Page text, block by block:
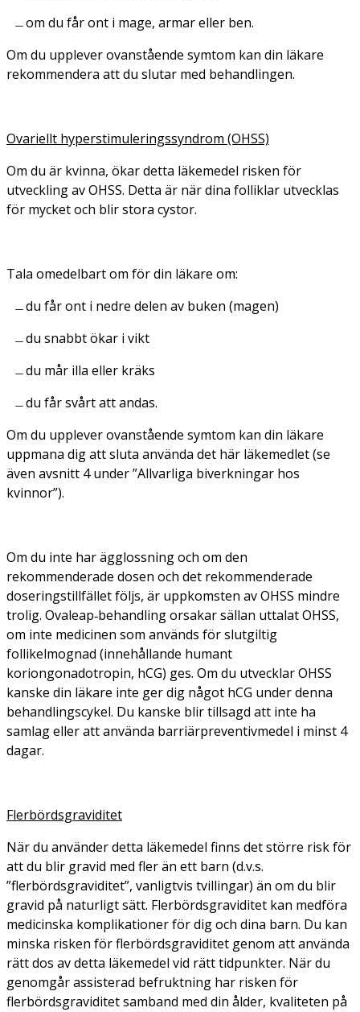
om du får ont i mage, armar eller ben.
Om du upplever ovanstående symtom kan din läkare
rekommendera att du slutar med behandlingen.
Ovariellt hyperstimuleringssyndrom (OHSS)
Om du är kvinna, ökar detta läkemedel risken för
utveckling av OHSS. Detta är när dina folliklar utvecklas
för mycket och blir stora cystor.
Tala omedelbart om för din läkare om:
du får ont i nedre delen av buken (magen)
du snabbt ökar i vikt
du mår illa eller kräks
du får svårt att andas.
Om du upplever ovanstående symtom kan din läkare
uppmana dig att sluta använda det här läkemedlet (se
även avsnitt 4 under ”Allvarliga biverkningar hos
kvinnor”).
Om du inte har ägglossning och om den
rekommenderade dosen och det rekommenderade
doseringstillfället följs, är uppkomsten av OHSS mindre
trolig. Ovaleap‑behandling orsakar sällan uttalat OHSS,
om inte medicinen som används för slutgiltig
follikelmognad (innehållande humant
koriongonadotropin, hCG) ges. Om du utvecklar OHSS
kanske din läkare inte ger dig något hCG under denna
behandlingscykel. Du kanske blir tillsagd att inte ha
samlag eller att använda barriärpreventivmedel i minst 4
dagar.
Flerbördsgraviditet
När du använder detta läkemedel finns det större risk för
att du blir gravid med fler än ett barn (d.v.s.
”flerbördsgraviditet”, vanligtvis tvillingar) än om du blir
gravid på naturligt sätt. Flerbördsgraviditet kan medföra
medicinska komplikationer för dig och dina barn. Du kan
minska risken för flerbördsgraviditet genom att använda
rätt dos av detta läkemedel vid rätt tidpunkter. När du
genomgår assisterad befruktning har risken för
flerbördsgraviditet samband med din ålder, kvaliteten på